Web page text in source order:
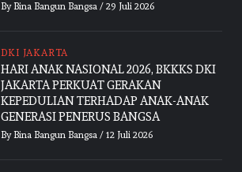
By Bina Bangun Bangsa/ 29 Juli 2026
DKI JAKARTA
HARI ANAK NASIONAL 2026, BKKKS DKI
JAKARTA PERKUAT GERAKAN
KEPEDULIAN TERHADAP ANAK-ANAK
GENERASI PENERUS BANGSA
By Bina Bangun Bangsa/ 12 Juli 2026